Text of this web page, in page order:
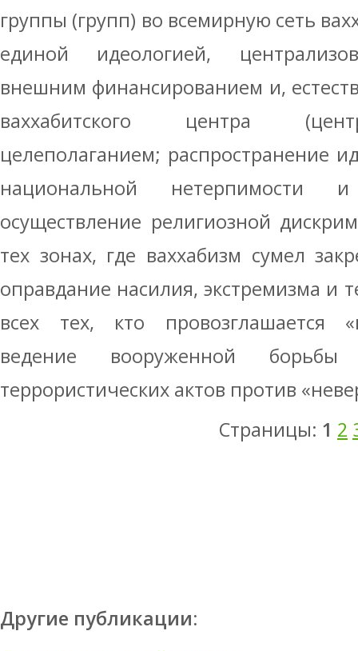
группы (групп) во всемирную сеть
единой идеологией,
внешним финансированием и,
ваххабитского центра
целеполаганием; распространение
национальной нетерпимости
осуществление религиозной
тех зонах, где ваххабизм сумел
оправдание насилия, экстремизма и
всех тех, кто провозглашается
ведение вооруженной борьбы
террористических актов против
Страницы: 1 2
Другие публикации: